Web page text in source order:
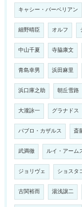
キャシー・バーベリアン
細野晴臣 オルフ
中山千夏 寺脇康文
青島幸男 浜田麻里
浜口庫之助 朝丘雪路
大瀧詠一 グラナドス
パブロ・カザルス 斎
武満徹 ルイ・アーム
ジョリヴェ ショスタ
古関裕而 湯浅譲二